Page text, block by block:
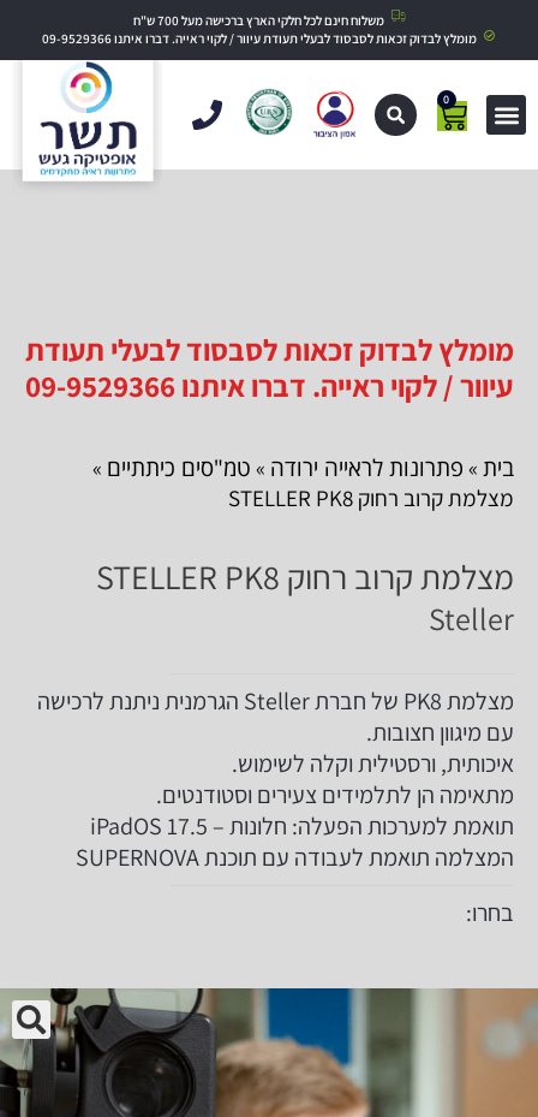
משלוח חינם לכל חלקי הארץ ברכישה מעל 700 ש"ח
מומלץ לבדוק זכאות לסבסוד לבעלי תעודת עיוור / לקוי ראייה. דברו איתנו 09-9529366
0
מומלץ לבדוק זכאות לסבסוד לבעלי תעודת
עיוור / לקוי ראייה. דברו איתנו 09-9529366
בית » פתרונות לראייה ירודה » טמ"סים כיתתיים »
מצלמת קרוב רחוק STELLER PK8
מצלמת קרוב רחוק STELLER PK8
Steller
מצלמת PK8 של חברת Steller הגרמנית ניתנת לרכישה
עם מיגוון חצובות.
איכותית, ורסטילית וקלה לשימוש.
מתאימה הן לתלמידים צעירים וסטודנטים.
תואמת למערכות הפעלה: חלונות – iPadOS 17.5
המצלמה תואמת לעבודה עם תוכנת SUPERNOVA
בחרו:
🔍